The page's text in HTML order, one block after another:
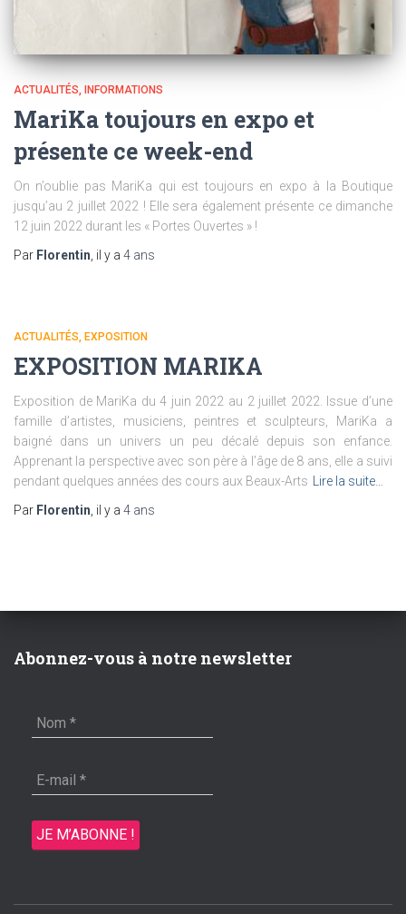
ACTUALITÉS INFORMATIONS
MariKa toujours en expo et
présente ce week-end
On n’oublie pas MariKa qui est toujours en expo à la Boutique
jusqu’au 2 juillet 2022 ! Elle sera également présente ce dimanche
12 juin 2022 durant les « Portes Ouvertes » !
Par Florentin , il y a 4 ans
ACTUALITÉS EXPOSITION
EXPOSITION MARIKA
Exposition de MariKa du 4 juin 2022 au 2 juillet 2022. Issue d’une
famille d’artistes, musiciens, peintres et sculpteurs, MariKa a
baigné dans un univers un peu décalé depuis son enfance.
Apprenant la perspective avec son père à l’âge de 8 ans, elle a suivi
pendant quelques années des cours aux Beaux-Arts
Lire la suite…
Par Florentin , il y a 4 ans
Abonnez-vous à notre newsletter